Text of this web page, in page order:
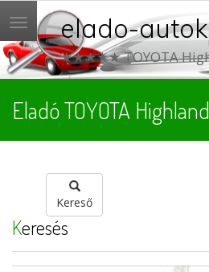
Menü elado-
★★★★★ TOYOTA
Eladó TOYOTA
Kereső
Keresés